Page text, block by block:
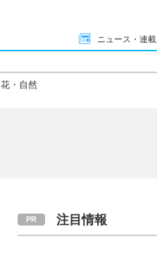
ニュース・連載
花・自然
注目情報